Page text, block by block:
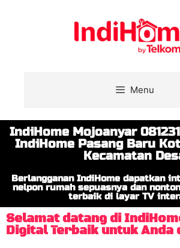
Menu
IndiHome Mojoanyar
IndiHome Pasang Baru
Kecamatan
Berlangganan IndiHome dapatkan
nelpon rumah sepuasnya dan
terbaik di layar TV
Selamat datang di
Digital Terbaik untuk Anda